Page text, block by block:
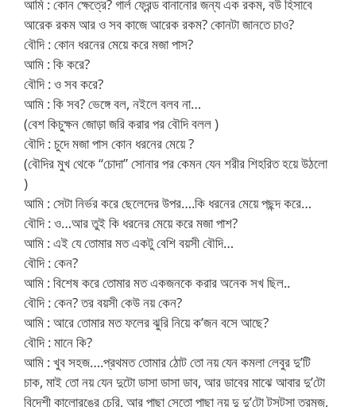
আমি : কোন ক্ষেত্রে? গার্ল ফ্রেন্ড বানানোর জন্য এক রকম, বউ হিসাবে
আরেক রকম আর ও সব কাজে আরেক রকম? কোনটা জানতে চাও?
বৌদি : কোন ধরনের মেয়ে করে মজা পাস?
আমি : কি করে?
বৌদি : ও সব করে?
আমি : কি সব? ভেঙ্গে বল, নইলে বলব না…
(বেশ কিচুক্ষন জোড়া জরি করার পর বৌদি বলল )
বৌদি : চুদে মজা পাস কোন ধরনের মেয়ে ?
(বৌদির মুখ থেকে “চোদা” সোনার পর কেমন যেন শরীর শিহরিত হয়ে উঠলো
)
আমি : সেটা নির্ভর করে ছেলেদের উপর….কি ধরনের মেয়ে পছন্দ করে…
বৌদি : ও…আর তুই কি ধরনের মেয়ে করে মজা পাশ?
আমি : এই যে তোমার মত একটু বেশি বয়সী বৌদি…
বৌদি : কেন?
আমি : বিশেষ করে তোমার মত একজনকে করার অনেক সখ ছিল..
বৌদি : কেন? তর বয়সী কেউ নয় কেন?
আমি : আরে তোমার মত ফলের ঝুরি নিয়ে ক’জন বসে আছে?
বৌদি : মানে কি?
আমি : খুব সহজ….প্রথমত তোমার ঠোট তো নয় যেন কমলা লেবুর দু’টি
চাক, মাই তো নয় যেন দুটো ডাসা ডাসা ডাব, আর ডাবের মাঝে আবার দু’টো
বিদেশী কালোরঙের চেরি, আর পাছা সেতো পাছা নয় দু দু’টো টসটসা তরমুজ,